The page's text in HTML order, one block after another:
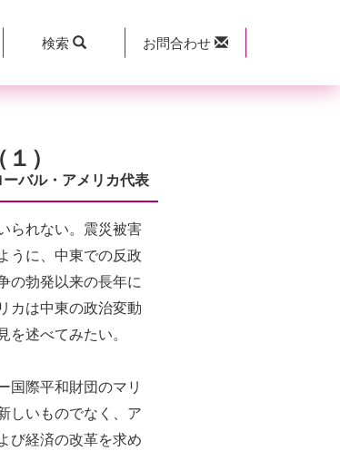
検索 お問合わせ
）
バル・アメリカ代表
られない。震災被害
うに、中東での反政
の勃発以来の長年に
カは中東の政治変動
述べてみたい。
国際平和財団のマリ
しいものでなく、ア
び経済の改革を求め